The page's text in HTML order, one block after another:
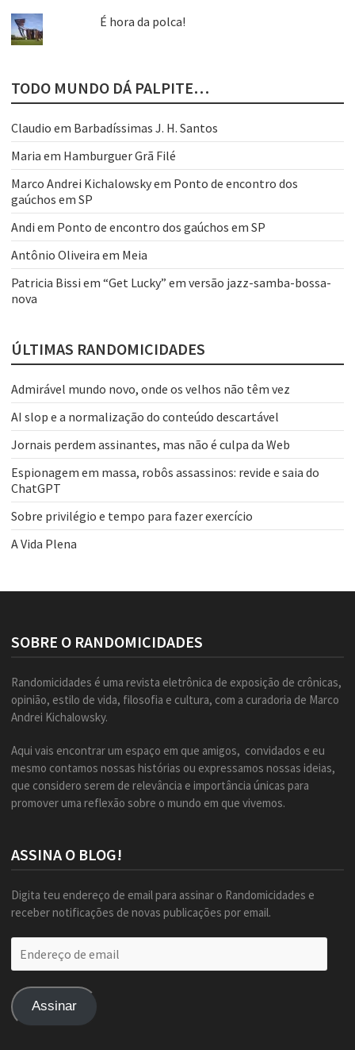
É hora da polca!
TODO MUNDO DÁ PALPITE…
Claudio em Barbadíssimas J. H. Santos
Maria em Hamburguer Grã Filé
Marco Andrei Kichalowskyem Ponto de encontro dos
gaúchos em SP
Andi em Ponto de encontro dos gaúchos em SP
Antônio Oliveira em Meia
Patricia Bissi em “Get Lucky” em versão jazz-samba-bossa-
nova
ÚLTIMAS RANDOMICIDADES
Admirável mundo novo, onde os velhos não têm vez
AI slop e a normalização do conteúdo descartável
Jornais perdem assinantes, mas não é culpa da Web
Espionagem em massa, robôs assassinos: revide e saia do
ChatGPT
Sobre privilégio e tempo para fazer exercício
A Vida Plena
SOBRE O RANDOMICIDADES
Randomicidades é uma revista eletrônica de exposição de crônicas,
opinião, estilo de vida, filosofia e cultura, com a curadoria de Marco
Andrei Kichalowsky.
Aqui vais encontrar um espaço em que amigos, convidados e eu
mesmo contamos nossas histórias ou expressamos nossas ideias,
que considero serem de relevância e importância únicas para
promover uma reflexão sobre o mundo em que vivemos.
ASSINA O BLOG!
Digita teu endereço de email para assinar o Randomicidades e
receber notificações de novas publicações por email.
de
Assinar